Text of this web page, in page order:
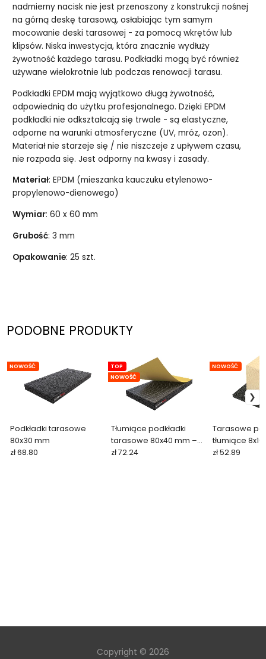
nadmierny nacisk nie jest przenoszony z konstrukcji nośnej
na górną deskę tarasową, osłabiając tym samym
mocowanie deski tarasowej - za pomocą wkrętów lub
klipsów. Niska inwestycja, która znacznie wydłuży
żywotność każdego tarasu. Podkładki mogą być również
używane wielokrotnie lub podczas renowacji tarasu.
Podkładki EPDM mają wyjątkowo długą żywotność,
odpowiednią do użytku profesjonalnego. Dzięki EPDM
podkładki nie odkształcają się trwale - są elastyczne,
odporne na warunki atmosferyczne (UV, mróz, ozon).
Materiał nie starzeje się / nie niszczeje z upływem czasu,
nie rozpada się. Jest odporny na kwasy i zasady.
Materiał: EPDM (mieszanka kauczuku etylenowo-
propylenowo-dienowego)
Wymiar: 60 x 60 mm
Grubość: 3 mm
Opakowanie: 25 szt.
PODOBNE PRODUKTY
Podkładki tarasowe
80x30 mm
NOWOŚĆ
zł 68.80
Tłumiące podkładki
tarasowe 80x40 mm –
samoprzylepne
TOP
NOWOŚĆ
zł 72.24
Tarasowe
tłumiące
(26 sztuk)
NOWOŚĆ
zł 52.89
Copyright © 2026